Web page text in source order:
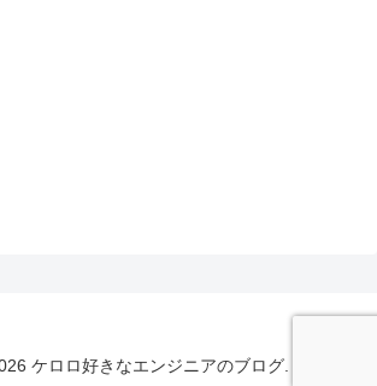
ケロロ好きなエンジニアのブログ.